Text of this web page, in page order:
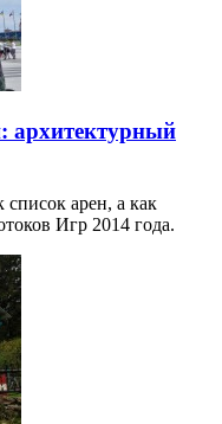
архитектурный
арен, а как
Игр 2014 года.